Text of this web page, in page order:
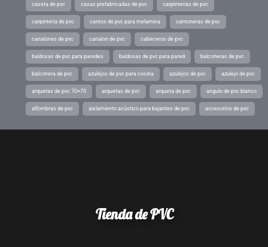
caseta de pvc casas prefabricadas de pvc carpinterias de pvc
carpinteria de pvc cantos de pvc para melamina cantoneras de pvc
canalones de pvc canalon de pvc cabeceros de pvc
baldosas de pvc para paredes baldosas de pvc para pared balconeras de pvc
balconera de pvc azulejos de pvc para cocina azulejos de pvc azulejo de pvc
arquetas de pvc 70×70 arquetas de pvc arqueta de pvc angulo de pvc blanco
alfombras de pvc aislamiento acústico para bajantes de pvc accesorios de pvc
Tienda de PVC